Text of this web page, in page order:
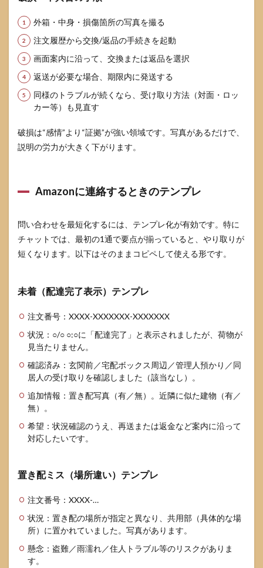
外箱・中身・損傷箇所の写真を撮る
注文履歴から交換/返品の手続きを起動
画面案内に沿って、交換または返品を選択
返送が必要な場合、期限内に発送する
同様のトラブルが続くなら、受け取り方法（対面・ロッ
カー等）も見直す
破損は“感情”より“証拠”が強い領域です。写真があるだけで、
説明の労力が大きく下がります。
Amazonに連絡するときのテンプレ
問い合わせを最短化するには、テンプレ化が有効です。特に
チャットでは、最初の1通で要点が揃っていると、やり取りが
短くなります。以下はそのままコピペして使える形です。
未着（配達完了表示）テンプレ
注文番号：XXXX-XXXXXXX-XXXXXXX
状況：○/○ ○:○に「配達完了」と表示されましたが、荷物が
見当たりません。
確認済み：玄関前／宅配ボックス周辺／管理人預かり／同
居人の受け取りを確認しました（該当なし）。
追加情報：置き配写真（有／無）。近隣に似た建物（有／
無）。
希望：状況確認のうえ、再送または返金など案内に沿って
対応したいです。
置き配ミス（場所違い）テンプレ
注文番号：XXXX-…
状況：置き配の場所が指定と異なり、共用部（具体的な場
所）に置かれていました。写真があります。
懸念：盗難／雨濡れ／住人トラブル等のリスクがありま
す。